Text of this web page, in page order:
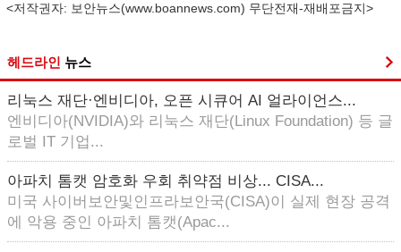
<저작권자: 보안뉴스(www.boannews.com) 무단전재-재배포금지>
헤드라인 뉴스
리눅스 재단·엔비디아, 오픈 시큐어 AI 얼라이언스...
엔비디아(NVIDIA)와 리눅스 재단(Linux Foundation) 등 글
로벌 IT 기업...
아파치 톰캣 암호화 우회 취약점 비상... CISA...
미국 사이버보안및인프라보안국(CISA)이 실제 현장 공격
에 악용 중인 아파치 톰캣(Apac...